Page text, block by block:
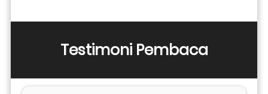
Testimoni Pembaca